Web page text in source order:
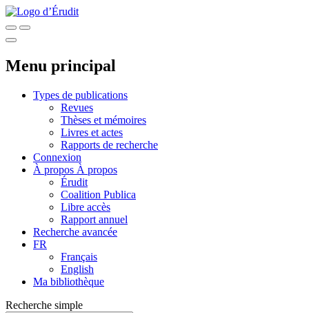
Menu principal
Types de publications
Revues
Thèses et mémoires
Livres et actes
Rapports de recherche
Connexion
À propos À propos
Érudit
Coalition Publica
Libre accès
Rapport annuel
Recherche avancée
FR
Français
English
Ma bibliothèque
Recherche simple